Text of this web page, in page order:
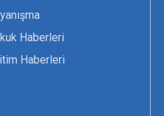
Haberleri
Haberleri